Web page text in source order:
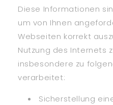
Diese Informationen
um von Ihnen
Webseiten korrekt
Nutzung des Internets
insbesondere zu
verarbeitet:
Sicherstellung